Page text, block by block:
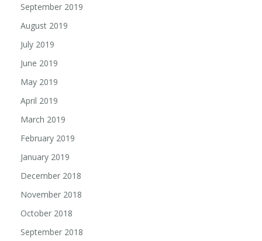
September 2019
August 2019
July 2019
June 2019
May 2019
April 2019
March 2019
February 2019
January 2019
December 2018
November 2018
October 2018
September 2018